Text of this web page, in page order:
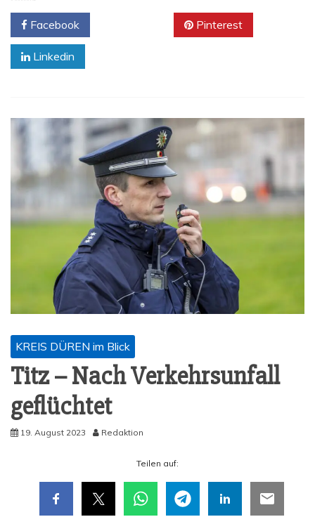
Facebook Pinterest
Linkedin
KREIS DÜREN im Blick
Titz – Nach Ver­kehrs­un­fall
geflüchtet
19. August 2023 Redaktion
Tei­len auf: